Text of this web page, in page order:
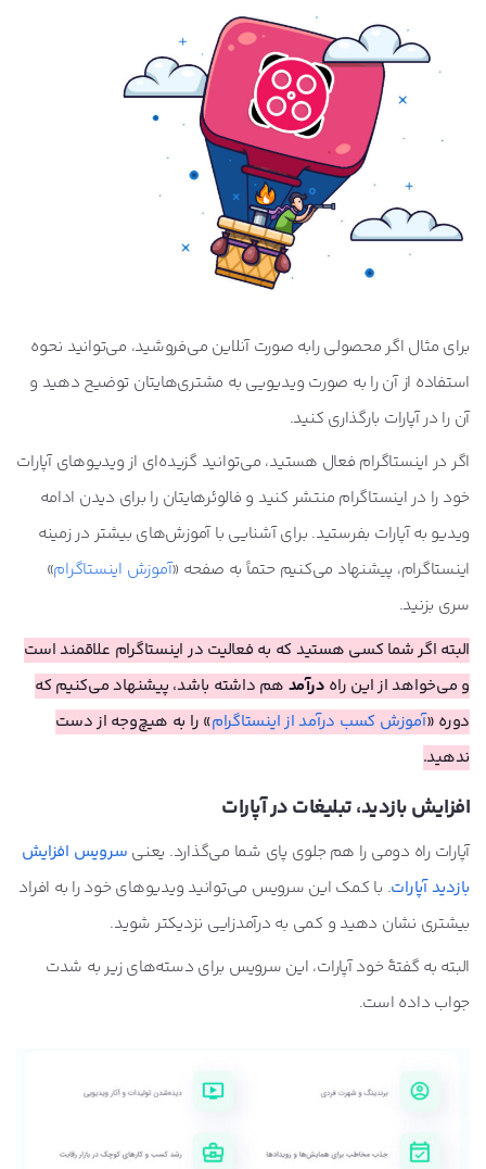
برای مثال اگر محصولی رابه صورت آنلاین می‌فروشید، می‌توانید نحوه
استفاده از آن را به صورت ویدیویی به مشتری‌هایتان توضیح دهید و
آن را در آپارات بارگذاری کنید.
اگر در اینستاگرام فعال هستید، می‌توانید گزیده‌ای از ویدیو‌های آپارات
خود را در اینستاگرام منتشر کنید و فالوئرهایتان را برای دیدن ادامه
ویدیو به آپارات بفرستید. برای آشنایی با آموزش‌های بیشتر در زمینه
اینستاگرام، پیشنهاد می‌کنیم حتماً به صفحه «آموزش اینستاگرام»
سری بزنید.
البته اگر شما کسی هستید که به فعالیت در اینستاگرام علاقمند است
و می‌خواهد از این راه درآمد هم داشته باشد، پیشنهاد می‌کنیم که
دوره «آموزش کسب درآمد از اینستاگرام» را به هیچ‌وجه از دست
ندهید.
افزایش بازدید، تبلیغات در آپارات
آپارات راه دومی را هم جلوی پای شما می‌گذارد. یعنی سرویس افزایش
بازدید آپارات. با کمک این سرویس می‌توانید ویدیوهای خود را به افراد
بیشتری نشان دهید و کمی به درآمدزایی نزدیکتر شوید.
البته به گفتۀ خود آپارات، این سرویس برای دسته‌های زیر به شدت
جواب داده است.